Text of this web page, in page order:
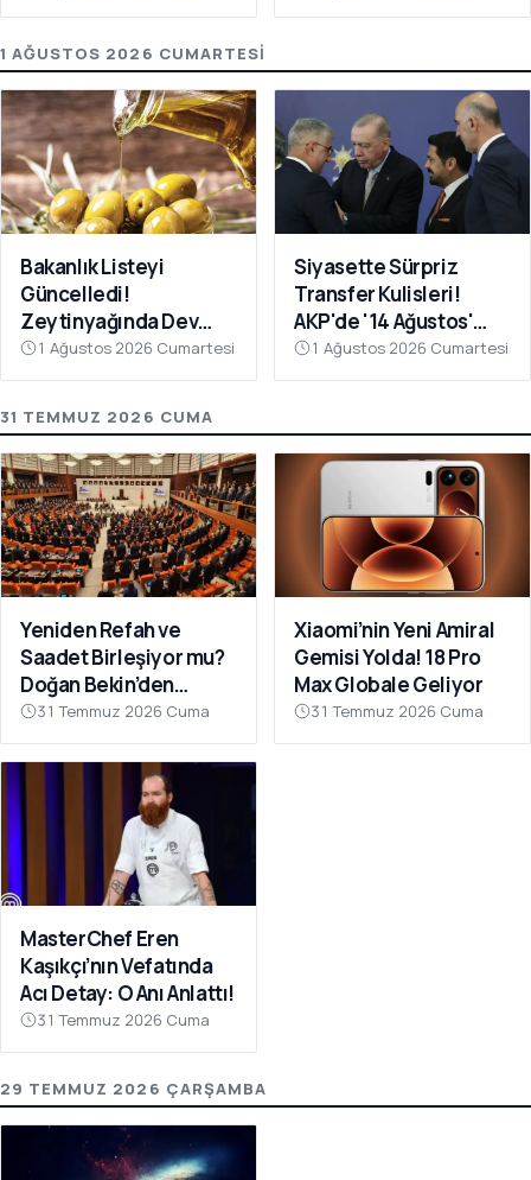
1 AĞUSTOS 2026 CUMARTESI
Bakanlık Listeyi
Güncelledi!
Zeytinyağında Dev
Hile Belli Oldu
1 Ağustos 2026 Cumartesi
Siyasette Sürpriz
Transfer Kulisleri!
AKP'de '14 Ağustos'
Hareketliliği
1 Ağustos 2026 Cumartesi
31 TEMMUZ 2026 CUMA
Yeniden Refah ve
Saadet Birleşiyor mu?
Doğan Bekin’den
Açıklama
31 Temmuz 2026 Cuma
Xiaomi’nin Yeni Amiral
Gemisi Yolda! 18 Pro
Max Globale Geliyor
31 Temmuz 2026 Cuma
MasterChef Eren
Kaşıkçı’nın Vefatında
Acı Detay: O Anı Anlattı!
31 Temmuz 2026 Cuma
29 TEMMUZ 2026 ÇARŞAMBA